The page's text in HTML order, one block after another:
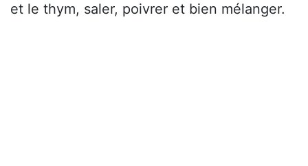
et le thym, saler, poivrer et bien mélanger.